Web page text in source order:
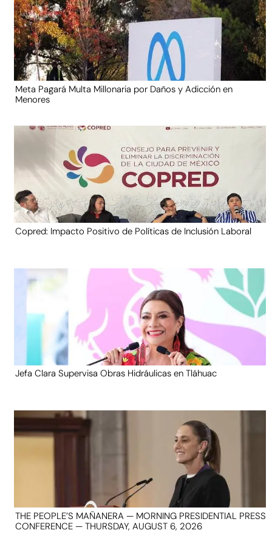
Meta Pagará Multa Millonaria por Daños y Adicción en
Menores
Copred: Impacto Positivo de Políticas de Inclusión Laboral
Jefa Clara Supervisa Obras Hidráulicas en Tláhuac
THE PEOPLE’S MAÑANERA — MORNING PRESIDENTIAL PRESS
CONFERENCE — THURSDAY, AUGUST 6, 2026